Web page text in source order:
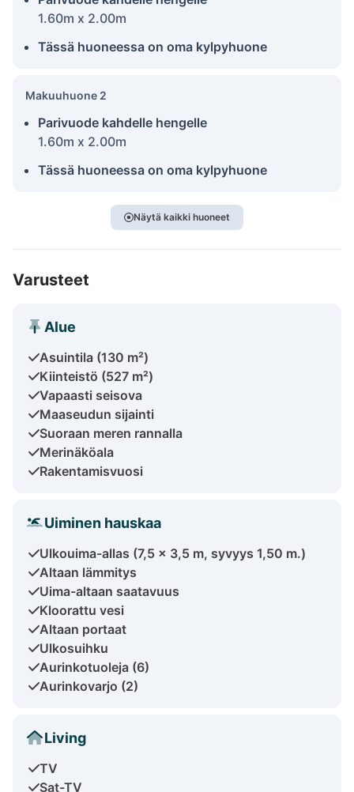
1.60m x 2.00m
Tässä huoneessa on oma kylpyhuone
Makuuhuone 2
Parivuode kahdelle hengelle
1.60m x 2.00m
Tässä huoneessa on oma kylpyhuone
Näytä kaikki huoneet
Varusteet
Alue
Asuintila (130 m²)
Kiinteistö (527 m²)
Vapaasti seisova
Maaseudun sijainti
Suoraan meren rannalla
Merinäköala
Rakentamisvuosi
Uiminen hauskaa
Ulkouima-allas (7,5 x 3,5 m, syvyys 1,50 m.)
Altaan lämmitys
Uima-altaan saatavuus
Kloorattu vesi
Altaan portaat
Ulkosuihku
Aurinkotuoleja (6)
Aurinkovarjo (2)
Living
TV
Sat-TV